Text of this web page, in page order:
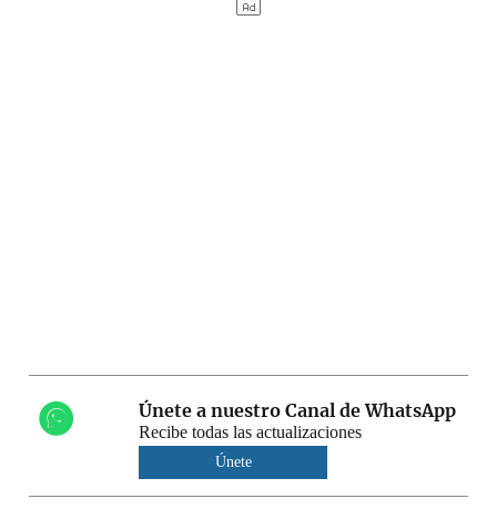
Únete a nuestro Canal de WhatsApp
Recibe todas las actualizaciones
Únete